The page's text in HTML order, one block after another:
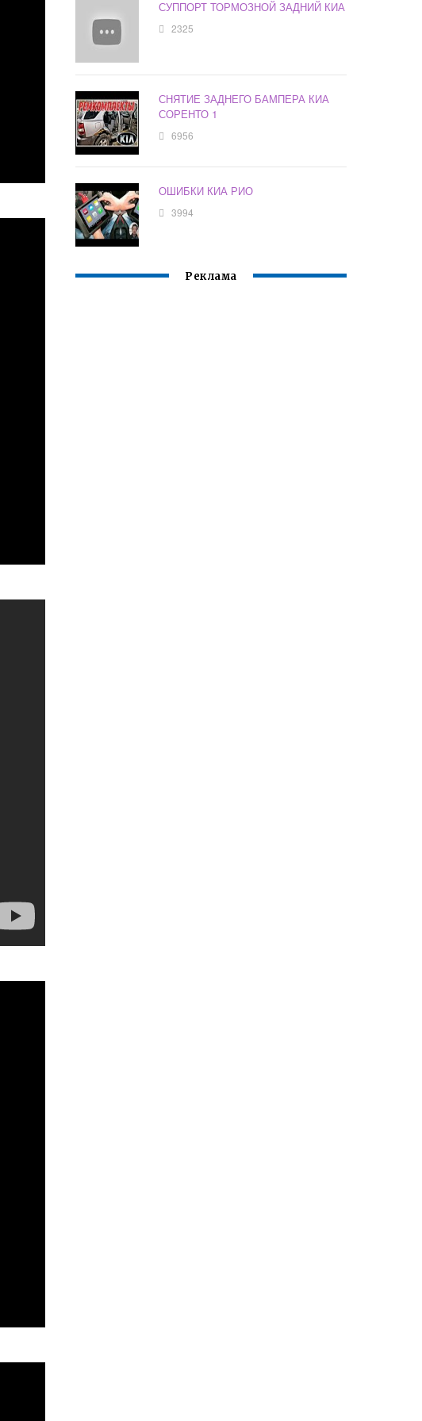
СУППОРТ ТОРМОЗНОЙ ЗАДНИЙ КИА
2325
СНЯТИЕ ЗАДНЕГО БАМПЕРА КИА
СОРЕНТО 1
6956
ОШИБКИ КИА РИО
3994
Реклама